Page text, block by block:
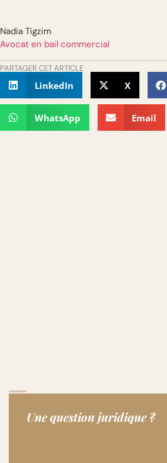
Nadia Tigzim
Avocat en bail commercial
PARTAGER CET ARTICLE
LinkedIn X
WhatsApp Email
Une question juridique ?